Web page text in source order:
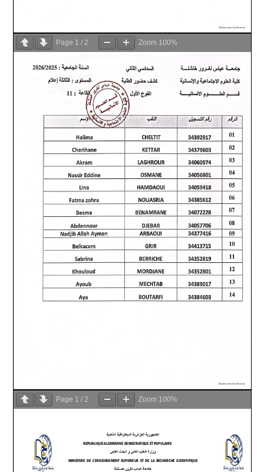
Page 1 /2 Zoom 100%
Page 1 /2 Zoom 100%